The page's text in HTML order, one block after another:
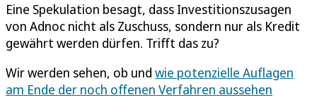
Eine Spekulation besagt, dass Investitionszusagen
von Adnoc nicht als Zuschuss, sondern nur als Kredit
gewährt werden dürfen. Trifft das zu?
Wir werden sehen, ob und wie potenzielle Auflagen
am Ende der noch offenen Verfahren aussehen